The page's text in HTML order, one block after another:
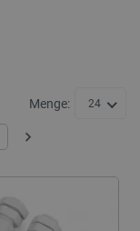
Menge: 24
Weiter